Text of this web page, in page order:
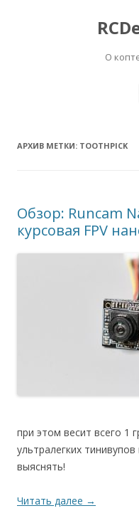
О
АРХИВ МЕТКИ: TOOTHPICK
Обзор: Runcam
курсовая FPV
при этом весит всего 1
ультралегких
выяснять!
Читать далее →